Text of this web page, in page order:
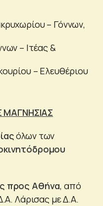
– Γόννων,
– Ιτέας &
– Ελευθέριου
ΜΑΓΝΗΣΙΑΣ
όλων των
προς Αθήνα, από
Λάρισας με Δ.Α.